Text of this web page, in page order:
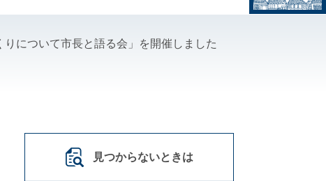
りについて市長と語る会」を開催しました
見つからないときは